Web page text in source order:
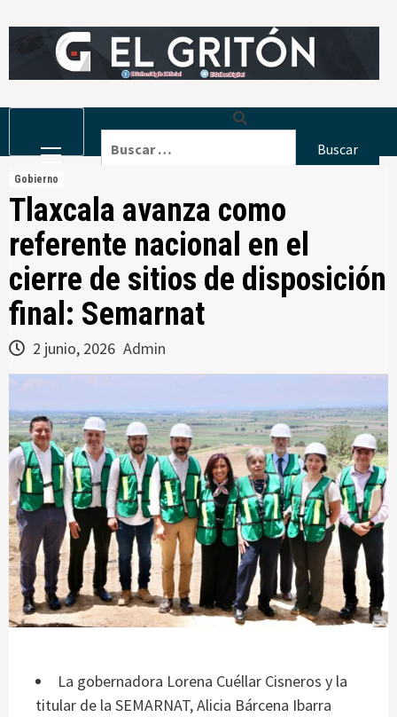
to
Menu
Gobierno
Tlaxcala avanza como
referente nacional en el
cierre de sitios de disposición
final: Semarnat
2 junio, 2026 Admin
La gobernadora Lorena Cuéllar Cisneros y la
titular de la SEMARNAT, Alicia Bárcena Ibarra